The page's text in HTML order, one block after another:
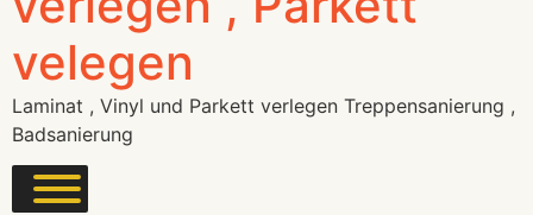
velegen
Laminat , Vinyl und Parkett verlegen Treppensanierung ,
Badsanierung